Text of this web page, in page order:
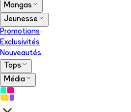
Mangas
Jeunesse
Promotions
Exclusivités
Nouveautés
Tops
Média